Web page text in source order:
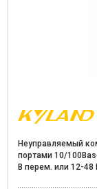
Неуправляемый
портами 10/
В перем. или 12-48